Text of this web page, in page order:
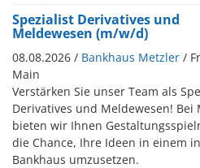
Spezialist Derivatives und
Meldewesen (m/w/d)
08.08.2026 / Bankhaus Metzler /
Main
Verstärken Sie unser Team als
Derivatives und Meldewesen! Bei
bieten wir Ihnen
die Chance, Ihre Ideen in einem
Bankhaus umzusetzen.